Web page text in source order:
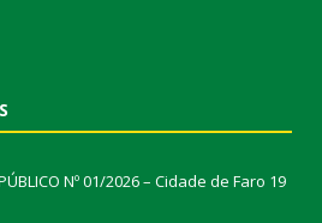
Nº 01/2026 – Cidade de Faro 19